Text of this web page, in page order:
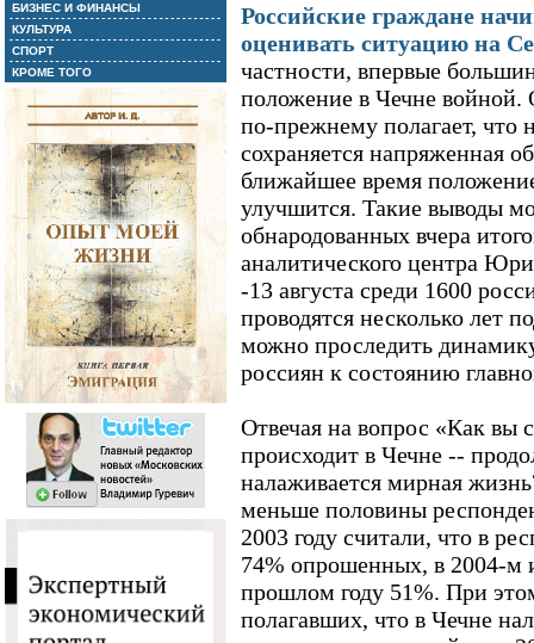
БИЗНЕС И ФИНАНСЫ
КУЛЬТУРА
СПОРТ
КРОМЕ ТОГО
Российские граждане
оценивать ситуацию на
частности, впервые
положение в Чечне войной.
по-прежнему полагает, что
сохраняется напряженная
ближайшее время
улучшится. Такие выводы
обнародованных вчера
аналитического центра
-13 августа среди 1600
проводятся несколько лет
можно проследить
россиян к состоянию
Отвечая на вопрос «Как вы
происходит в Чечне --
налаживается мирная
меньше половины
2003 году считали, что в
74% опрошенных, в 2004-м
прошлом году 51%. При
полагавших, что в Чечне